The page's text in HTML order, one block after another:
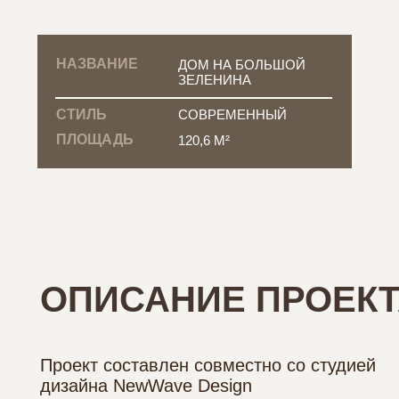
НАЗВАНИЕ
СТИЛЬ
ПЛОЩАДЬ
ДОМ НА БОЛЬШОЙ
ЗЕЛЕНИНА
СОВРЕМЕННЫЙ
120,6 М²
ОПИСАНИЕ
Проект составлен совместно со студией
дизайна NewWave Design